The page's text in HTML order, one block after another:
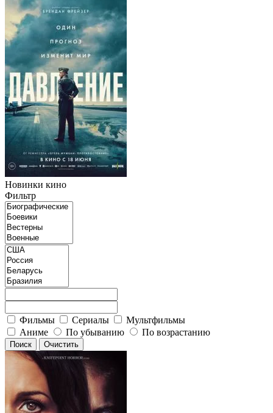
Новинки кино
Фильтр
Фильмы Сериалы
Мультфильмы
Аниме
По убыванию По возрастанию